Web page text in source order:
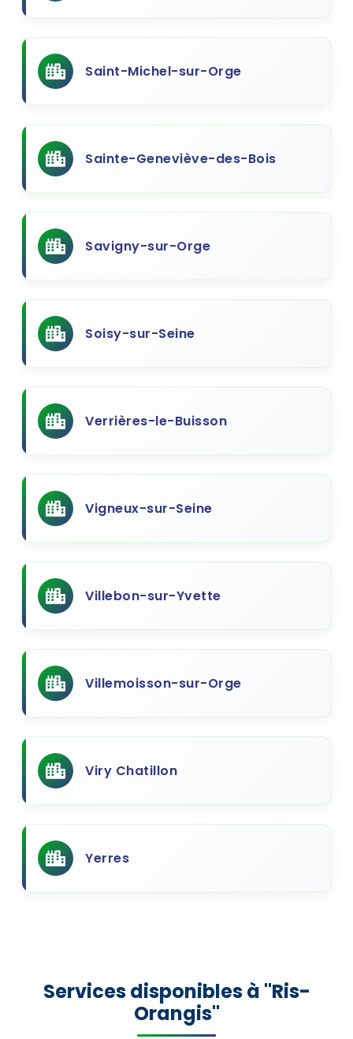
Saint-Michel-sur-Orge
Sainte-Geneviève-des-Bois
Savigny-sur-Orge
Soisy-sur-Seine
Verrières-le-Buisson
Vigneux-sur-Seine
Villebon-sur-Yvette
Villemoisson-sur-Orge
Viry Chatillon
Yerres
Services disponibles à "Ris-
Orangis"